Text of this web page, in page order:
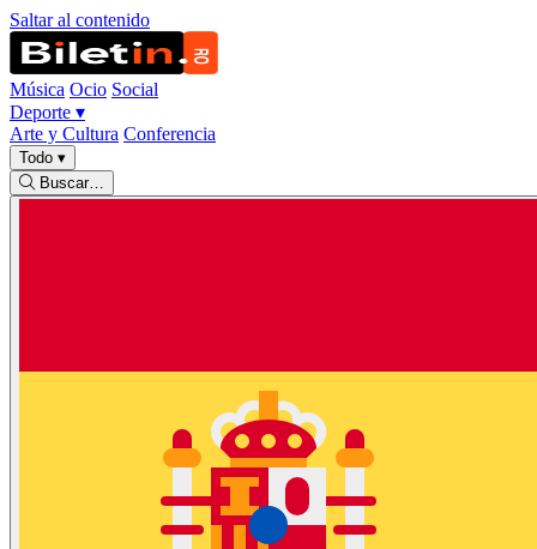
Saltar al contenido
Música Ocio Social
Deporte ▾
Arte y Cultura Conferencia
Todo ▾
Buscar…